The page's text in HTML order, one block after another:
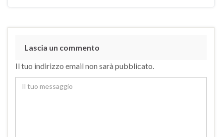
Lascia un commento
Il tuo indirizzo email non sarà pubblicato.